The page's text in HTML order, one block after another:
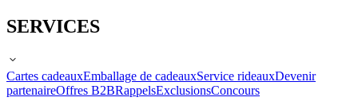
SERVICES
Cartes cadeauxEmballage de cadeauxService rideauxDevenir
partenaireOffres B2BRappelsExclusionsConcours